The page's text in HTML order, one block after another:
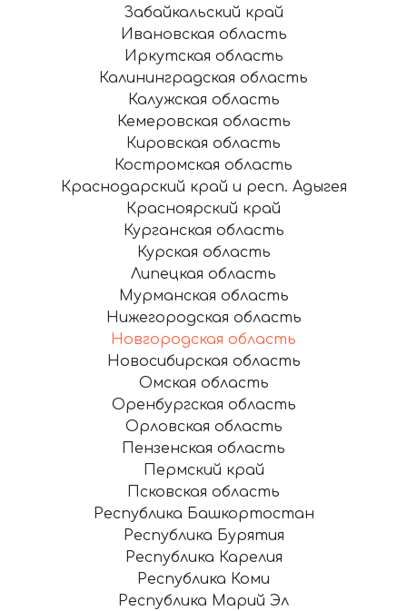
Забайкальский край
Ивановская область
Иркутская область
Калининградская область
Калужская область
Кемеровская область
Кировская область
Костромская область
Краснодарский край и респ. Адыгея
Красноярский край
Курганская область
Курская область
Липецкая область
Мурманская область
Нижегородская область
Новгородская область
Новосибирская область
Омская область
Оренбургская область
Орловская область
Пензенская область
Пермский край
Псковская область
Республика Башкортостан
Республика Бурятия
Республика Карелия
Республика Коми
Республика Марий Эл